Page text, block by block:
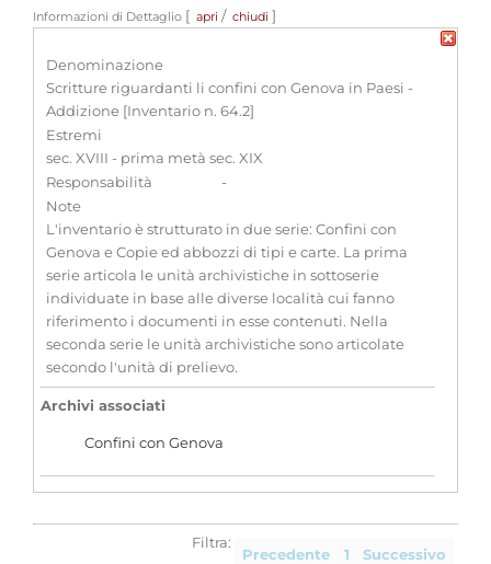
Informazioni di Dettaglio [ apri / chiudi ]
Denominazione
Scritture riguardanti li confini con Genova in Paesi -
Addizione [Inventario n. 64.2]
Estremi
sec. XVIII - prima metà sec. XIX
Responsabilità
-
Note
L'inventario è strutturato in due serie: Confini con
Genova e Copie ed abbozzi di tipi e carte. La prima
serie articola le unità archivistiche in sottoserie
individuate in base alle diverse località cui fanno
riferimento i documenti in esse contenuti. Nella
seconda serie le unità archivistiche sono articolate
secondo l'unità di prelievo.
Archivi associati
Confini con Genova
Precedente 1 Successivo
Filtra: